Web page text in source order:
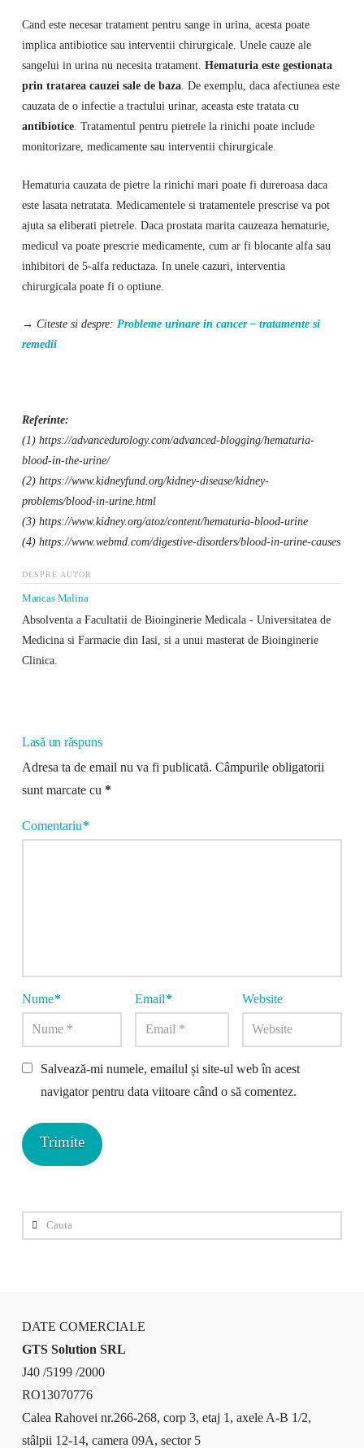
Cand este necesar tratament pentru sange in urina, acesta poate
implica antibiotice sau interventii chirurgicale. Unele cauze ale
sangelui in urina nu necesita tratament. Hematuria este gestionata
prin tratarea cauzei sale de baza. De exemplu, daca afectiunea este
cauzata de o infectie a tractului urinar, aceasta este tratata cu
antibiotice. Tratamentul pentru pietrele la rinichi poate include
monitorizare, medicamente sau interventii chirurgicale.
Hematuria cauzata de pietre la rinichi mari poate fi dureroasa daca
este lasata netratata. Medicamentele si tratamentele prescrise va pot
ajuta sa eliberati pietrele. Daca prostata marita cauzeaza hematurie,
medicul va poate prescrie medicamente, cum ar fi blocante alfa sau
inhibitori de 5-alfa reductaza. In unele cazuri, interventia
chirurgicala poate fi o optiune.
→ Citeste si despre: Probleme urinare in cancer – tratamente si
remedii
Referinte:
(1) https://advancedurology.com/advanced-blogging/hematuria-
blood-in-the-urine/
(2) https://www.kidneyfund.org/kidney-disease/kidney-
problems/blood-in-urine.html
(3) https://www.kidney.org/atoz/content/hematuria-blood-urine
(4) https://www.webmd.com/digestive-disorders/blood-in-urine-causes
DESPRE AUTOR
Mancas Malina
Absolventa a Facultatii de Bioinginerie Medicala - Universitatea de
Medicina si Farmacie din Iasi, si a unui masterat de Bioinginerie
Clinica.
Lasă un răspuns
Adresa ta de email nu va fi publicată. Câmpurile obligatorii
sunt marcate cu *
Comentariu*
Nume* Email* Website
Salvează-mi numele, emailul și site-ul web în acest
navigator pentru data viitoare când o să comentez.
Cauta
DATE COMERCIALE
GTS Solution SRL
J40 /5199 /2000
RO13070776
Calea Rahovei nr.266-268, corp 3, etaj 1, axele A-B 1/2,
stâlpii 12-14, camera 09A, sector 5